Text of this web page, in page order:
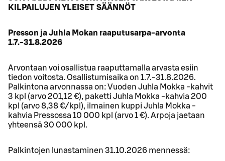
KILPAILUJEN YLEISET SÄÄNNÖT
Presson ja Juhla Mokan raaputusarpa-arvonta
1.7.-31.8.2026
Arvontaan voi osallistua raaputtamalla arvasta esiin
tiedon voitosta. Osallistumisaika on 1.7.-31.8.2026.
Palkintona arvonnassa on: Vuoden Juhla Mokka -kahvit
3 kpl (arvo 201,12 €), paketti Juhla Mokka -kahvia 200
kpl (arvo 8,38 €/kpl), ilmainen kuppi Juhla Mokka -
kahvia Pressossa 10 000 kpl (arvo 1 €). Arpoja jaetaan
yhteensä 30 000 kpl.
Palkintojen lunastaminen 31.10.2026 mennessä: